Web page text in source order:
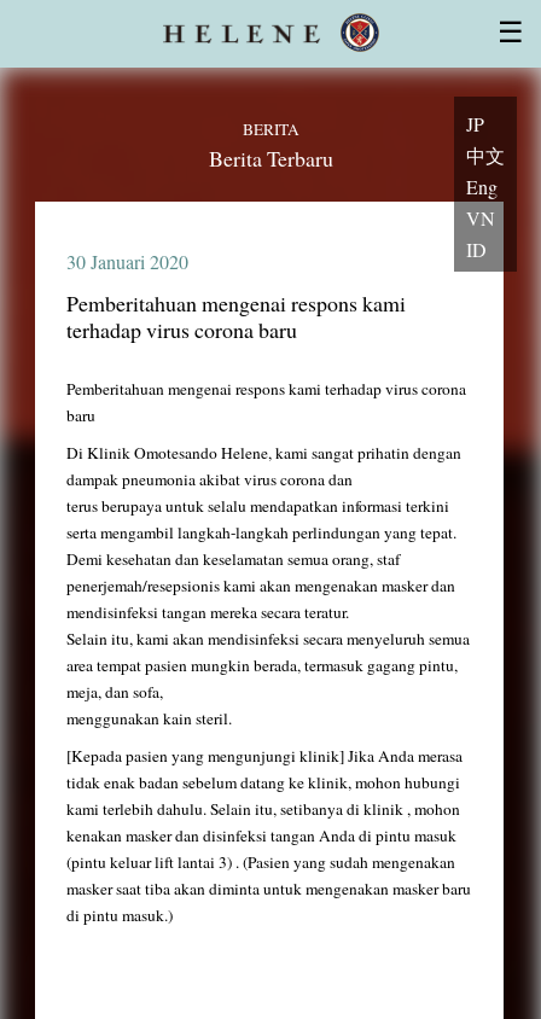
Ruang kultur sel CPC
Penasihat, dokter, dan ahli
Pengunjung pertama kaliDukungan yang andalTopik
pertanyaan
☰
JP
中文
Eng
VN
ID
BERITA
Berita Terbaru
30 Januari 2020
Pemberitahuan mengenai respons kami
terhadap virus corona baru
Pemberitahuan mengenai respons kami terhadap virus corona
baru
Di Klinik Omotesando Helene, kami sangat prihatin dengan
dampak pneumonia akibat virus corona dan
terus berupaya untuk selalu mendapatkan informasi terkini
serta mengambil langkah-langkah perlindungan yang tepat.
Demi kesehatan dan keselamatan semua orang, staf
penerjemah/resepsionis kami akan mengenakan masker dan
mendisinfeksi tangan mereka secara teratur.
Selain itu, kami akan mendisinfeksi secara menyeluruh semua
area tempat pasien mungkin berada, termasuk gagang pintu,
meja, dan sofa,
menggunakan kain steril.
[Kepada pasien yang mengunjungi klinik] Jika Anda merasa
tidak enak badan sebelum datang ke klinik, mohon hubungi
kami terlebih dahulu. Selain itu, setibanya di klinik , mohon
kenakan masker dan disinfeksi tangan Anda di pintu masuk
(pintu keluar lift lantai 3) . (Pasien yang sudah mengenakan
masker saat tiba akan diminta untuk mengenakan masker baru
di pintu masuk.)